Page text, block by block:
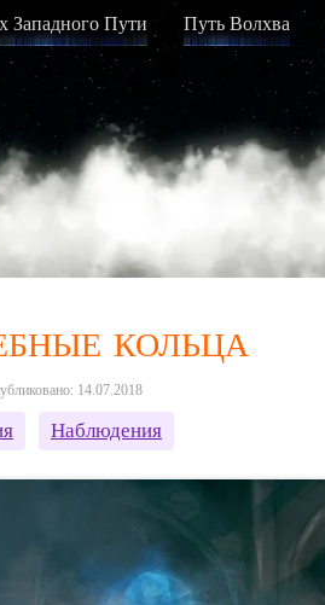
Западного Пути Путь Волхва
кольца
14.07.2018
Наблюдения